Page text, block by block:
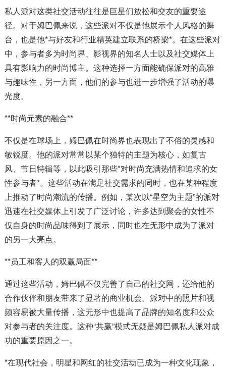
私人派对这类社交活动往往是巨星们放松和交友的重要途
径。对于姆巴佩来说，这些派对不仅是他展示个人风格的舞
台，也是他*与好友和行业精英建立联系的桥梁*。在这些派对
中，参与者多为时尚界、影视界的知名人士以及社交媒体上
具有影响力的时尚博主。这种选择一方面能确保派对的高雅
与趣味性，另一方面，他们的参与也进一步增强了活动的曝
光度。
**时尚元素的融合**
不仅是在球场上，姆巴佩在时尚界也表现出了不俗的灵感和
敏锐度。他的派对常常以某个独特的主题为核心，如复古
风、节日特辑等，以此吸引那些*对时尚充满热情和追求的女
性参与者*。这些活动在满足社交需求的同时，也在某种程度
上推动了时尚潮流的传播。例如，某次以“星空为主题”的派对
迅速在社交媒体上引发了广泛讨论，许多达到聚会的女性不
仅自身的时尚品味得到了展示，同时也在无形中成为了派对
的另一大亮点。
**员工和客人的双赢局面**
通过这些活动，姆巴佩不仅完善了自己的社交网，还给他的
合作伙伴和朋友带来了显著的商业机会。派对中的照片和视
频容易被大量传播，这无形中也提高了品牌的知名度和公众
对参与者的关注度。这种“共赢”模式无疑是姆巴佩私人派对成
功的重要原因之一。
*在现代社会，明星和网红的社交活动已成为一种文化现象，